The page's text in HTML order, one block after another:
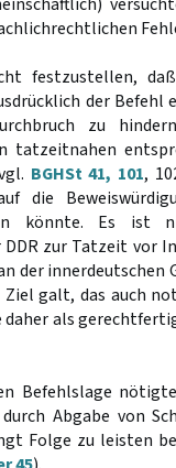
festzustellen,
der Befehl
zu
tatzeitnahen
BGHSt 41, 101,
die
könnte. Es ist
zur Tatzeit vor
der
galt, das auch
daher als
Befehlslage
Abgabe von
Folge zu leisten